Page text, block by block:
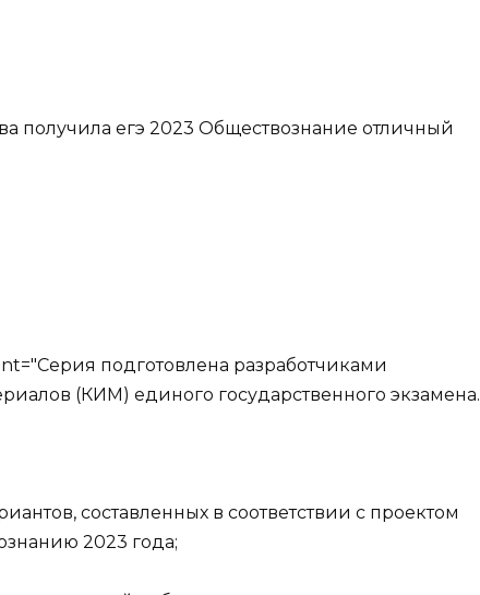
подготовлена разработчиками
(КИМ) единого государственного экзамена.
составленных в соответствии с проектом
2023 года;